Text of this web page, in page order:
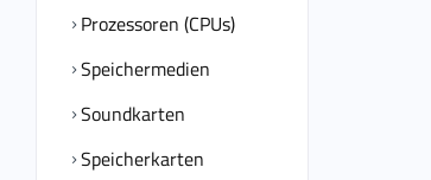
Prozessoren (CPUs)
Speichermedien
Soundkarten
Speicherkarten